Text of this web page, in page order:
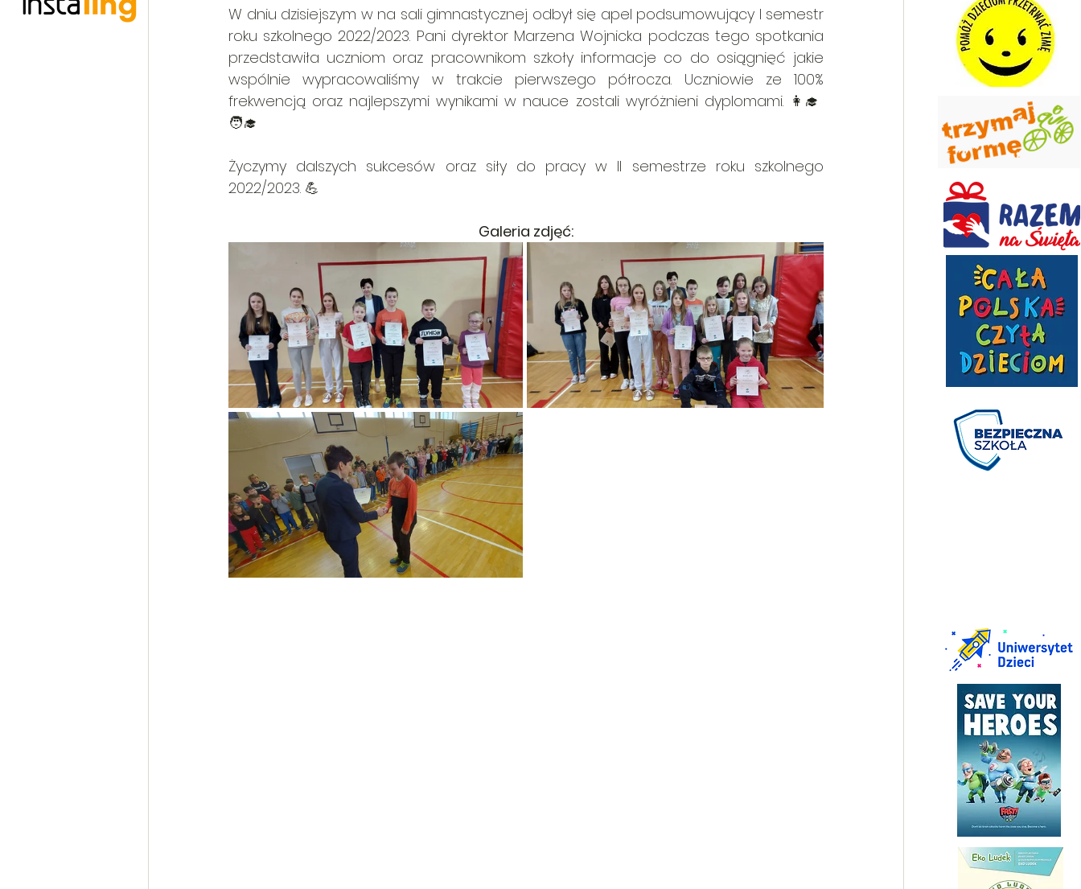
W dniu dzisiejszym w na sali gimnastycznej odbył się apel podsumowujący I semestr
roku szkolnego 2022/2023. Pani dyrektor Marzena Wojnicka podczas tego spotkania
przedstawiła uczniom oraz pracownikom szkoły informacje co do osiągnięć jakie
wspólnie wypracowaliśmy w trakcie pierwszego półrocza. Uczniowie ze 100%
frekwencją oraz najlepszymi wynikami w nauce zostali wyróżnieni dyplomami. 👩‍🎓
🧑‍🎓
Życzymy dalszych sukcesów oraz siły do pracy w II semestrze roku szkolnego
2022/2023. 💪
Galeria zdjęć: